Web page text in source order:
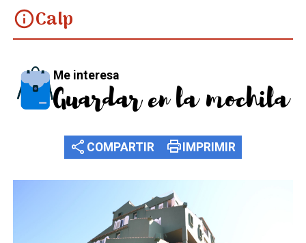
infoCalp
Me interesa
Guardar en la mochila
share COMPARTIR print IMPRIMIR